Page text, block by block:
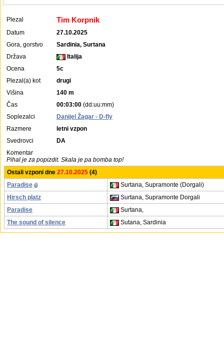
Plezal Tim Korpnik
Datum
27.10.2025
Gora, gorstvo
Sardinia, Surtana
Država
Italija
Ocena
5c
Plezal(a) kot
drugi
Višina
140 m
Čas
00:03:00 (dd:uu:mm)
Soplezalci
Danijel Žagar - D-fly
Razmere
letni vzpon
Svedrovci
DA
Komentar
Pihal je za popizdit. Skala je pa bomba top!
Ostali vzponi dne 27.10.2025 (4)
Paradise
Surtana, Supramonte (Dorgali)
Hirsch platz
Surtana, Supramonte Dorgali
Paradise
Surtana,
The sound of silence
Sutana, Sardinia